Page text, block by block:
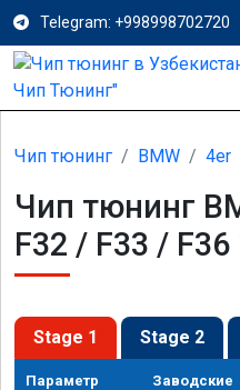
Telegram: +998998702720
Чип тюнинг BMW 4er
Чип тюнинг
F32 / F33 / F36
Stage 1 Stage 2
Параметр Заводские